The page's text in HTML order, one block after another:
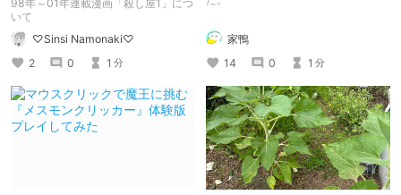
98年～01年連載漫画「殺し屋1」につ
いて
♡Sinsi Namonaki♡
2
0 1 分
家鴨
14
0 1 分